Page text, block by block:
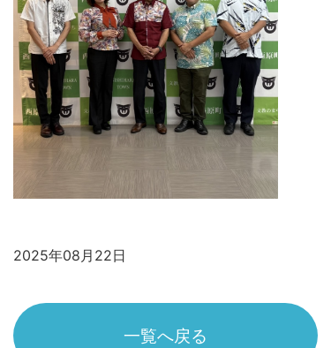
2025年08月22日
一覧へ戻る